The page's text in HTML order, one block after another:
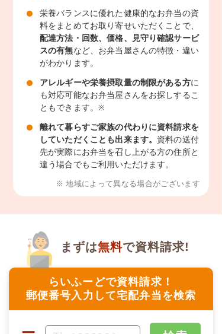
栄養バランスに優れた健康的なお弁当の資
料をまとめてお取り寄せいただくことで、
配達方法・回数、価格、見守り確認サービ
スの有無など、お弁当屋さんの特徴・違い
がわかります。
アレルギーや栄養摂取量の制限がある方に
も対応可能なお弁当屋さんをお探しするこ
ともできます。※
離れて暮らすご家族の代わりに資料請求を
していただくことも出来ます。 資料の送付
先が実際にお弁当を召し上がる方の住所と
違う場合でもご利用いただけます。
※ 地域によって異なる場合がございます
らいふーどで資料請求！
郵便番号入力して宅配弁当を検索
まずは無料で資料請求!